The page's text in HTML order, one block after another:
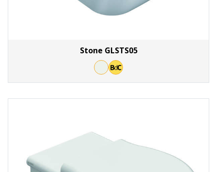
Stone GLSTS05